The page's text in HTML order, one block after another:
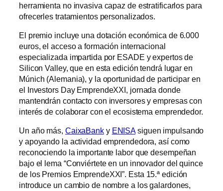
herramienta no invasiva capaz de estratificarlos para
ofrecerles tratamientos personalizados.
El premio incluye una dotación económica de 6.000
euros, el acceso a formación internacional
especializada impartida por ESADE y expertos de
Silicon Valley, que en esta edición tendrá lugar en
Múnich (Alemania), y la oportunidad de participar en
el Investors Day EmprendeXXI, jornada donde
mantendrán contacto con inversores y empresas con
interés de colaborar con el ecosistema emprendedor.
Un año más, CaixaBanky ENISAsiguen impulsando
y apoyando la actividad emprendedora, así como
reconociendo la importante labor que desempeñan
bajo el lema “Conviértete en un innovador del quince
de los Premios EmprendeXXI”. Esta 15.ª edición
introduce un cambio de nombre a los galardones,